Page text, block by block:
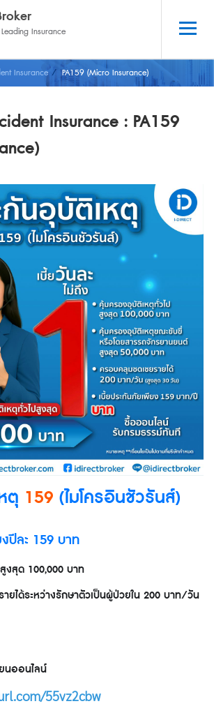
Insurance
Insurance PA159 (Micro Insurance)
Insurance : PA159
ตุ 159 (ไมโครอินชัวรันส์)
ปีละ 159 บาท
งสุด 100,000 บาท
ยได้ระหว่างรักษาตัวเป็นผู้ป่วยใน 200 บาท/วัน
นออนไลน์
55vz2cbw